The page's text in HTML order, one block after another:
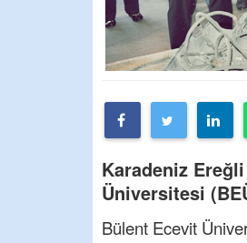
Karadeniz
Üniversitesi
Bülent Ecevit